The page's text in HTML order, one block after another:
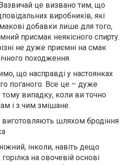
це визвано тим, що
виробників, які
добавки лише для того,
присмак неякісного спирту.
не дуже приємні на смак
походження.
що насправді у настоянках
поганого. Все це – дуже
випадку, коли ви точно
і з чим змішане.
виготовляють шляхом бродіння
інколи, навіть дещо
на овочевій основі